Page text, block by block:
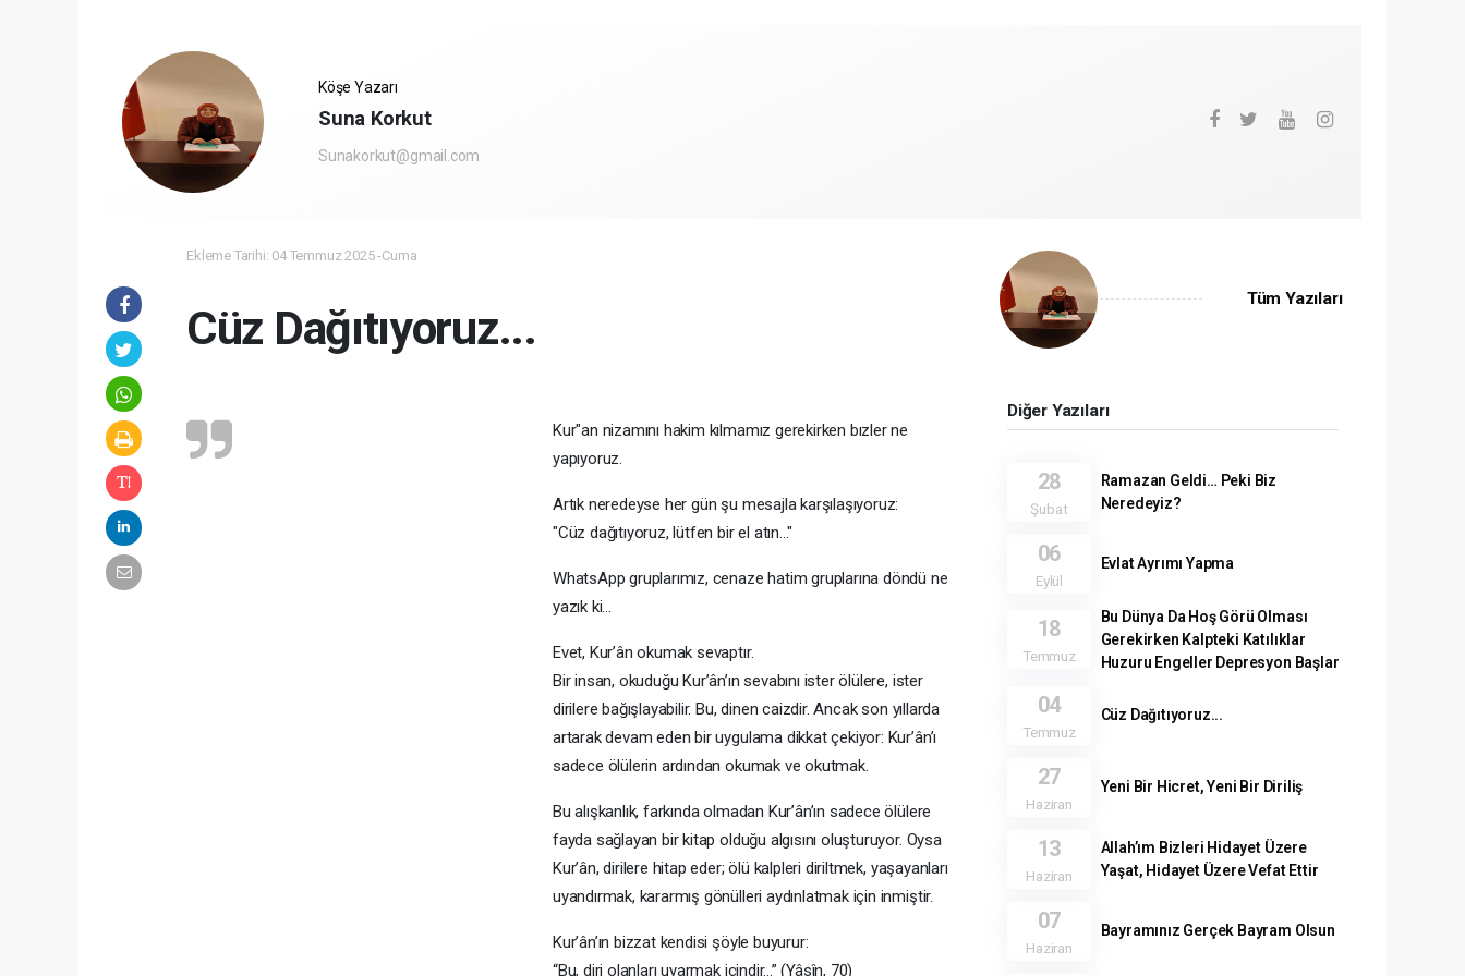
Köşe Yazarı
Suna Korkut
Sunakorkut@gmail.com
Ekleme Tarihi: 04 Temmuz 2025 -Cuma
Cüz Dağıtıyoruz...
Kur"an nizamını hakim kılmamız gerekirken bızler ne
yapıyoruz.
Artık neredeyse her gün şu mesajla karşılaşıyoruz:
"Cüz dağıtıyoruz, lütfen bir el atın..."
WhatsApp gruplarımız, cenaze hatim gruplarına döndü ne
yazık ki...
Evet, Kur’ân okumak sevaptır.
Bir insan, okuduğu Kur’ân’ın sevabını ister ölülere, ister
dirilere bağışlayabilir. Bu, dinen caizdir. Ancak son yıllarda
artarak devam eden bir uygulama dikkat çekiyor: Kur’ân’ı
sadece ölülerin ardından okumak ve okutmak.
Bu alışkanlık, farkında olmadan Kur’ân’ın sadece ölülere
fayda sağlayan bir kitap olduğu algısını oluşturuyor. Oysa
Kur’ân, dirilere hitap eder; ölü kalpleri diriltmek, yaşayanları
uyandırmak, kararmış gönülleri aydınlatmak için inmiştir.
Kur’ân’ın bizzat kendisi şöyle buyurur:
“Bu, diri olanları uyarmak içindir...” (Yâsîn, 70)
Tüm Yazıları
Diğer Yazıları
28
Şubat
Ramazan Geldi… Peki Biz
Neredeyiz?
06
Eylül
Evlat Ayrımı Yapma
18
Temmuz
Bu Dünya Da Hoş Görü Olması
Gerekirken Kalpteki Katılıklar
Huzuru Engeller Depresyon Başlar
04
Temmuz
Cüz Dağıtıyoruz...
27
Haziran
Yeni Bir Hicret, Yeni Bir Diriliş
13
Haziran
Allah’ım Bizleri Hidayet Üzere
Yaşat, Hidayet Üzere Vefat Ettir
07
Haziran
Bayramınız Gerçek Bayram Olsun